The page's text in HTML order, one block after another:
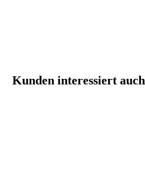
Kunden interessiert auch